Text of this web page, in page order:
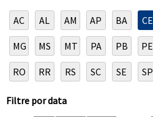
AC AL AM AP BA CE
MG MS MT PA PB PE
RO RR RS SC SE SP
Filtre por data